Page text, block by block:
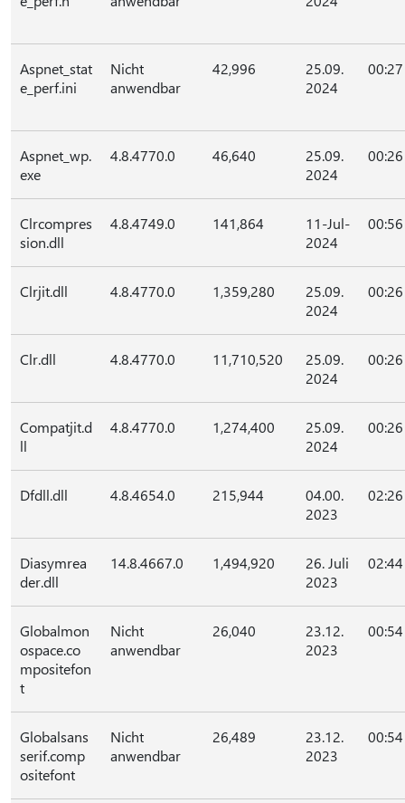
Aspnet_stat
e_perf.ini
Nicht
anwendbar
42,996
25.09.
2024
00:27
Aspnet_wp.
exe
4.8.4770.0 46,640
25.09.
2024
00:26
Clrcompres
sion.dll
4.8.4749.0 141,864
11-Jul-
2024
00:56
Clrjit.dll 4.8.4770.0 1,359,280
25.09.
2024
00:26
Clr.dll 4.8.4770.0 11,710,520
25.09.
2024
00:26
Compatjit.d
ll
4.8.4770.0 1,274,400
25.09.
2024
00:26
Dfdll.dll 4.8.4654.0 215,944
04.00.
2023
02:26
Diasymrea
der.dll
14.8.4667.0 1,494,920
26. Juli
2023
02:44
Globalmon
ospace.co
mpositefon
t
Nicht
anwendbar
26,040
23.12.
2023
00:54
Globalsans
serif.comp
ositefont
Nicht
anwendbar
26,489
23.12.
2023
00:54